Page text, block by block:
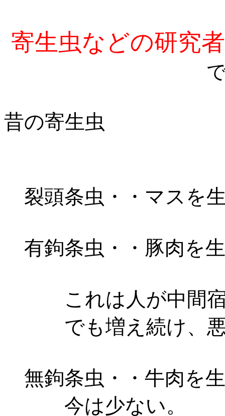
寄生虫などの研究
昔の寄生虫
裂頭条虫・・マスを
有鉤条虫・・豚肉を
これは人が中間宿
でも増え続け、悪
無鉤条虫・・牛肉を
今は少ない。